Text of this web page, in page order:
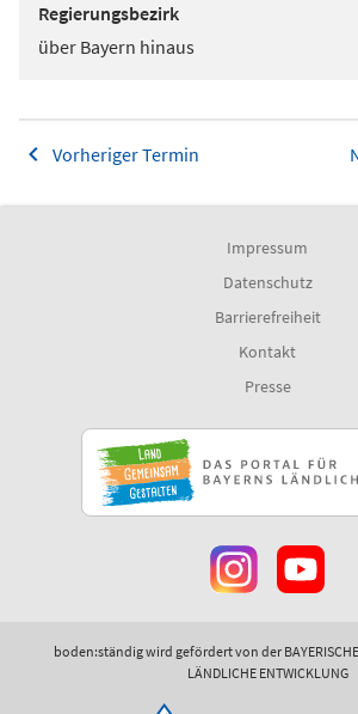
Regierungsbezirk
über Bayern hinaus
Vorheriger Termin
Impressum
Datenschutz
Barrierefreiheit
Kontakt
Presse
boden:ständig wird gefördert von der
LÄNDLICHE ENTWICKLUNG